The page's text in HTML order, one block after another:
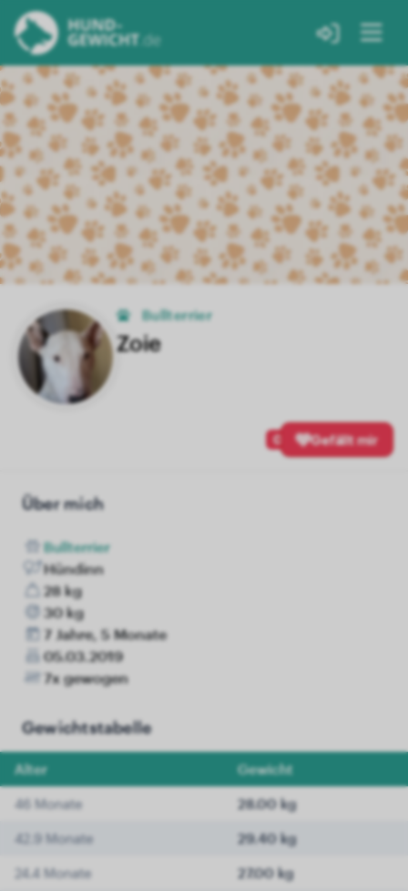
Bullterrier
Zoie
0 Gefällt mir
Über mich
Bullterrier
Hündinn
28 kg
30 kg
7 Jahre, 5 Monate
05.03.2019
7x gewogen
Gewichtstabelle
Alter Gewicht
46 Monate 28.00 kg
42.9 Monate 29.40 kg
24.4 Monate 27.00 kg